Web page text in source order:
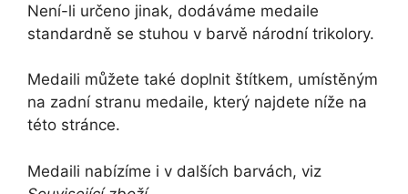
Není-li určeno jinak, dodáváme medaile
standardně se stuhou v barvě národní trikolory.
Medaili můžete také doplnit štítkem, umístěným
na zadní stranu medaile, který najdete níže na
této stránce.
Medaili nabízíme i v dalších barvách, viz